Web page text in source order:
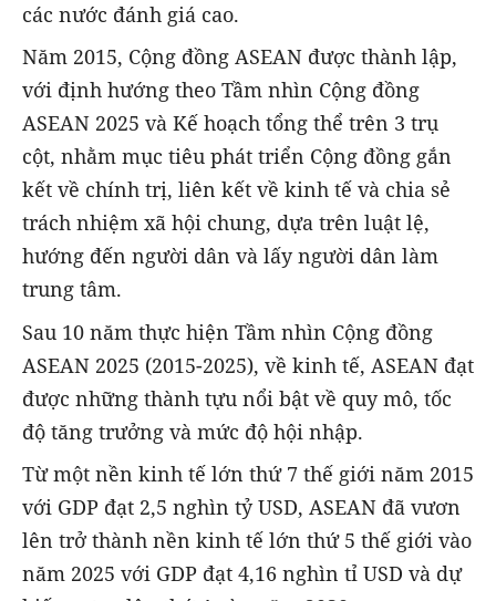
các nước đánh giá cao.
Năm 2015, Cộng đồng ASEAN được thành lập,
với định hướng theo Tầm nhìn Cộng đồng
ASEAN 2025 và Kế hoạch tổng thể trên 3 trụ
cột, nhằm mục tiêu phát triển Cộng đồng gắn
kết về chính trị, liên kết về kinh tế và chia sẻ
trách nhiệm xã hội chung, dựa trên luật lệ,
hướng đến người dân và lấy người dân làm
trung tâm.
Sau 10 năm thực hiện Tầm nhìn Cộng đồng
ASEAN 2025 (2015-2025), về kinh tế, ASEAN đạt
được những thành tựu nổi bật về quy mô, tốc
độ tăng trưởng và mức độ hội nhập.
Từ một nền kinh tế lớn thứ 7 thế giới năm 2015
với GDP đạt 2,5 nghìn tỷ USD, ASEAN đã vươn
lên trở thành nền kinh tế lớn thứ 5 thế giới vào
năm 2025 với GDP đạt 4,16 nghìn tỉ USD và dự